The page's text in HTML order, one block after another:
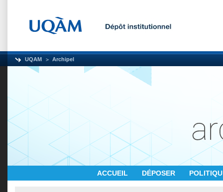
UQAM Archipel
ACCUEIL DÉPOSER